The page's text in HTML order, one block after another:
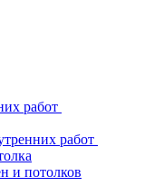
работ
работ
и потолков